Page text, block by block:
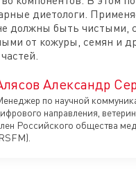
диетологи.
должны быть чистыми,
от кожуры, семян и
Александр
по научной
направления,
Российского общества